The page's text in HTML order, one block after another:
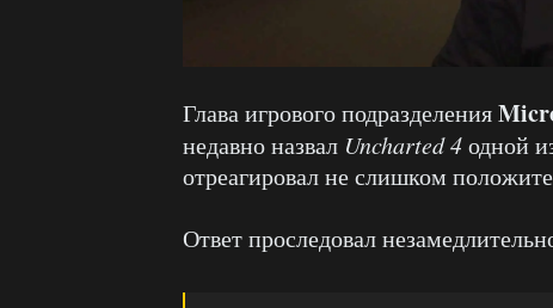
Глава игрового подразделения
недавно назвал Uncharted 4одной
отреагировал не слишком
Ответ проследовал